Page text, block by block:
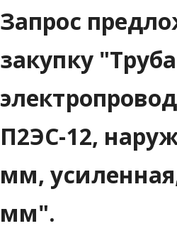
Запрос
закупку "Труба
П2ЭС-12,
мм,
мм".